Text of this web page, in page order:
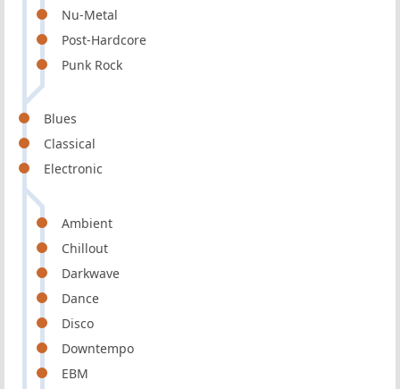
Nu-Metal
Post-Hardcore
Punk Rock
Blues
Classical
Electronic
Ambient
Chillout
Darkwave
Dance
Disco
Downtempo
EBM